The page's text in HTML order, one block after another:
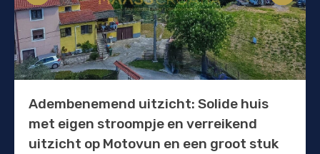
Adembenemend uitzicht: Solide huis
met eigen stroompje en verreikend
uitzicht op Motovun en een groot stuk